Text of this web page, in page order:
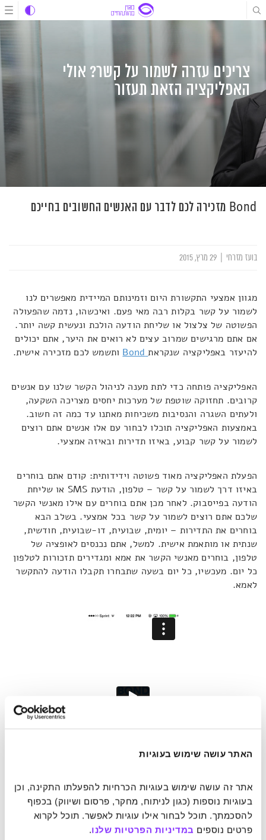
האתר עושה שימוש בעוגיות
פרטים נוספים במדיניות הפרטיות שלנו.
דלג
לתוכן
דלג
דלג
צריכים עזרה לשמור על קשר? אולי
האפליקציה הזאת תעזור
Bond מזכירה לכם לדבר עם האנשים החשובים בחייכם
בועז מזרחי
מגוון אמצעי התקשורת היום וזמינותם המיידית מאפשרים לנו
לשמור על קשר בקלות רבה מאי פעם. ואיכשהו, נדמה שהפעולה
הפשוטה של צלצול או שליחת הודעה הולכת ונעשית קשה יותר.
אם אתם מרגישים שמרוב עצים לא רואים את היער, אתם יכולים
להיעזר באפליקציה שנקראתBond ותשמש לכם מזכירה אישית.
האפליקציה פותחה כדי לתת מענה לניהול הקשר שלנו עם אנשים
קרובים. תחזוקה שוטפת של מערכות יחסים מצריכה השקעה,
ולעתים השגרה והנסיבות משכיחות מאתנו עד כמה זה חשוב.
באמצעות האפליקציה תוכלו לבחור עם אלו אנשים אתם רוצים
לשמור על קשר קבוע, באיזו תדירות ובאיזה אמצעי.
הפעלת האפליקציה מאוד פשוטה וידידותית: קודם אתם בוחרים
באיזו דרך לשמור על קשר – טלפון, הודעת SMS או שליחת
הודעה בפייסבוק. לאחר מכן אתם בוחרים עם אילו מאנשי הקשר
שלכם אתם רוצים לשמור על קשר בכל אמצעי. בשלב הבא
בוחרים את התדירות – יומית, שבועית, דו-שבועית, חודשית,
שנתית או מותאמת אישית. למשל, אתם נכנסים לאופציה של
טלפון, בוחרים מאנשי הקשר את אמא ומגדירים תזכורות לטלפון
כל יום. מעכשיו, כל יום בשעה שתבחרו תקבלו הודעה להתקשר
לאמא.
Bond לא מסתפקת רק בתזכורות, אלא גם מאפשרת לבצע את
החיוג או את שליחת ההודעות מתוך האפליקציה עצמה ואפילו
ממסך הנעילה, בהחלקת אצבע אחת. אם החמצתם שיחה או